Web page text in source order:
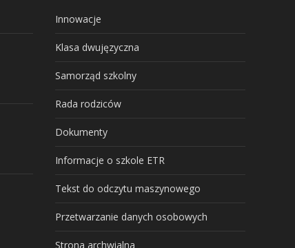
Innowacje
Klasa dwujęzyczna
Samorząd szkolny
Rada rodziców
Dokumenty
Informacje o szkole ETR
Tekst do odczytu maszynowego
Przetwarzanie danych osobowych
Strona archwialna